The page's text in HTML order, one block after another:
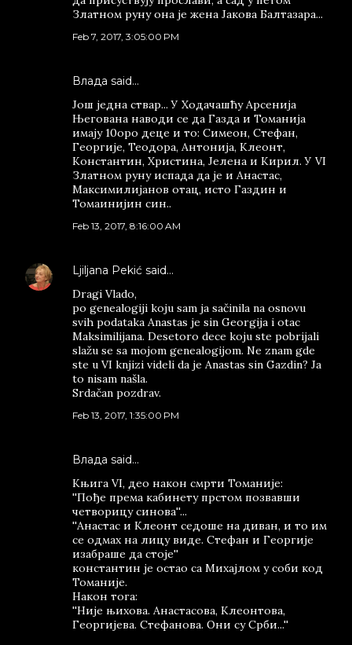
Златном руну она је жена Јакова Балтазара...
Feb 7, 2017, 3:05:00 PM
Влада said…
Још једна ствар... У Ходачашћу Арсенија
Његована наводи се да Газда и Томанија
имају 10оро деце и то: Симеон, Стефан,
Георгије, Теодора, Антонија, Клеонт,
Константин, Христина, Јелена и Кирил. У VI
Златном руну испада да је и Анастас,
Максимилијанов отац, исто Газдин и
Томаинијин син..
Feb 13, 2017, 8:16:00 AM
Ljiljana Pekić said…
Dragi Vlado,
po genealogiji koju sam ja sačinila na osnovu
svih podataka Anastas je sin Georgija i otac
Maksimilijana. Desetoro dece koju ste pobrijali
slažu se sa mojom genealogijom. Ne znam gde
ste u VI knjizi videli da je Anastas sin Gazdin? Ja
to nisam našla.
Srdačan pozdrav.
Feb 13, 2017, 1:35:00 PM
Влада said…
Књига VI, део након смрти Томаније:
''Пође према кабинету прстом позвавши
четворицу синова''...
''Анастас и Клеонт седоше на диван, и то им
се одмах на лицу виде. Стефан и Георгије
изабраше да стоје''
константин је остао са Михајлом у соби код
Томаније.
Након тога:
''Није њихова. Анастасова, Клеонтова,
Георгијева. Стефанова. Они су Срби...''